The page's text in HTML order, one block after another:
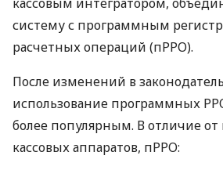
систему с программным
расчетных операций (пРРО).
После изменений в
использование программных
более популярным. В отличие от
кассовых аппаратов, пРРО: